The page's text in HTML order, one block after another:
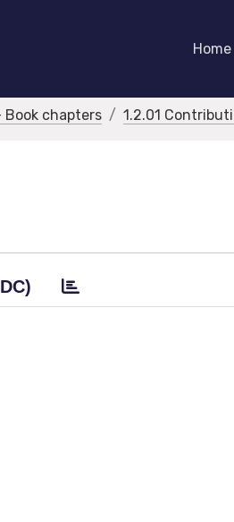
Home
chapters 1.2.01